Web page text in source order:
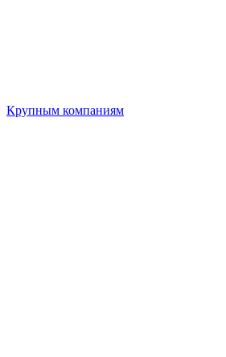
Крупным компаниям